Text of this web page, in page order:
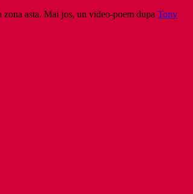
asta. Mai jos, un video-poem dupa Tony